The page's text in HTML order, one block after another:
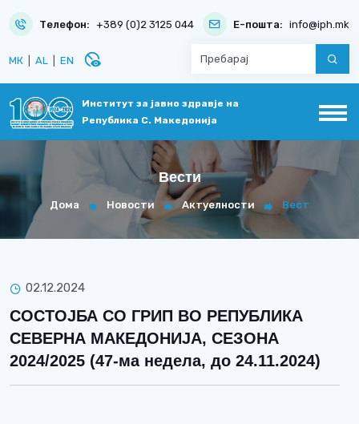
Телефон: +389 (0)2 3125 044 Е-пошта: info@iph.mk
МК AL EN disabled_visible
Институт за јавно здравје на
Република С. Македонија
Вести
Дома Новости Актуелности Вест
02.12.2024
СОСТОЈБА СО ГРИП ВО РЕПУБЛИКА
СЕВЕРНА МАКЕДОНИЈА, СЕЗОНА
2024/2025 (47-ма недела, до 24.11.2024)